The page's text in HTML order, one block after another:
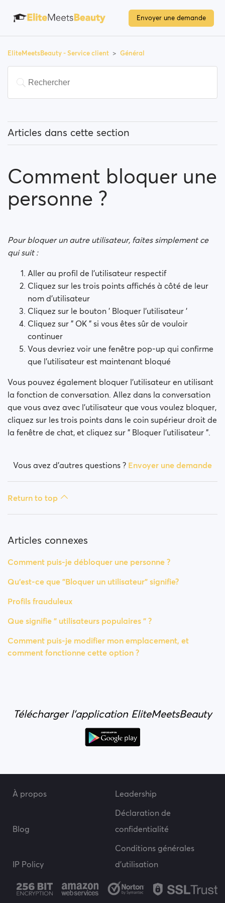
Envoyer une demande
EliteMeetsBeauty - Service client Général
Articles dans cette section
Comment puis-je modifier mon emplacement, et
comment fonctionne cette option ?
Comment bloquer une personne ?
Je rencontre des problèmes de site. Que fais-je?
Comment vider le cache et effacer les cookies ?
Comment changer mon âge/nom d'utilisateur?
Profils frauduleux
Quelles adhésions sont disponibles? Puis-je acheter
un abonnement d'une semaine / d'un mois?
Comment bloquer une
personne ?
Pour bloquer un autre utilisateur, faites simplement ce
qui suit :
Aller au profil de l'utilisateur respectif
Cliquez sur les trois points affichés à côté de leur
nom d'utilisateur
Cliquez sur le bouton ' Bloquer l'utilisateur '
Cliquez sur " OK " si vous êtes sûr de vouloir
continuer
Vous devriez voir une fenêtre pop-up qui confirme
que l'utilisateur est maintenant bloqué
Vous pouvez également bloquer l'utilisateur en utilisant
la fonction de conversation. Allez dans la conversation
que vous avez avec l'utilisateur que vous voulez bloquer,
cliquez sur les trois points dans le coin supérieur droit de
la fenêtre de chat, et cliquez sur " Bloquer l'utilisateur ".
Vous avez d’autres questions ? Envoyer une demande
Return to top
Articles connexes
Comment puis-je débloquer une personne ?
Qu'est-ce que "Bloquer un utilisateur" signifie?
Profils frauduleux
Que signifie " utilisateurs populaires " ?
Comment puis-je modifier mon emplacement, et
comment fonctionne cette option ?
Télécharger l'application EliteMeetsBeauty
À propos Leadership
Blog
Déclaration de
confidentialité
IP Policy
Conditions générales
d’utilisation